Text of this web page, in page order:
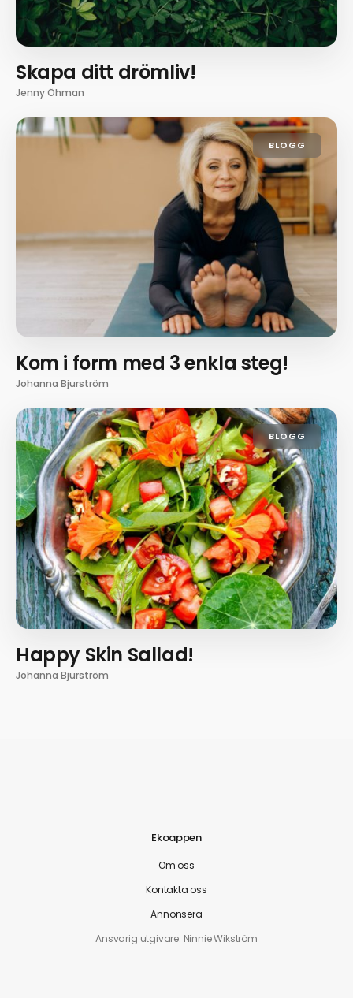
Skapa ditt drömliv!
Jenny Öhman
BLOGG
Kom i form med 3 enkla steg!
Johanna Bjurström
BLOGG
Happy Skin Sallad!
Johanna Bjurström
Ekoappen
Om oss
Kontakta oss
Annonsera
Ansvarig utgivare: Ninnie Wikström